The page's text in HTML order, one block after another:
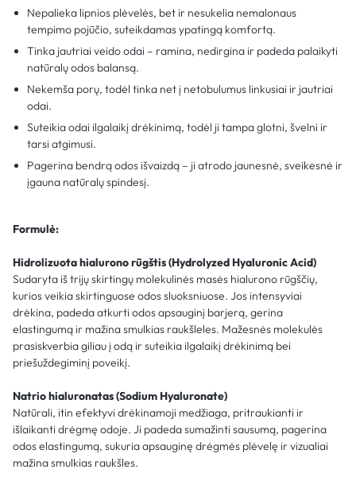
Nepalieka lipnios plėvelės, bet ir nesukelia nemalonaus
tempimo pojūčio, suteikdamas ypatingą komfortą.
Tinka jautriai veido odai – ramina, nedirgina ir padeda palaikyti
natūralų odos balansą.
Nekemša porų, todėl tinka net į netobulumus linkusiai ir jautriai
odai.
Suteikia odai ilgalaikį drėkinimą, todėl ji tampa glotni, švelni ir
tarsi atgimusi.
Pagerina bendrą odos išvaizdą – ji atrodo jaunesnė, sveikesnė ir
įgauna natūralų spindesį.
Formulė:
Hidrolizuota hialurono rūgštis (Hydrolyzed Hyaluronic Acid)
Sudaryta iš trijų skirtingų molekulinės masės hialurono rūgščių,
kurios veikia skirtinguose odos sluoksniuose. Jos intensyviai
drėkina, padeda atkurti odos apsauginį barjerą, gerina
elastingumą ir mažina smulkias raukšleles. Mažesnės molekulės
prasiskverbia giliau į odą ir suteikia ilgalaikį drėkinimą bei
priešuždegiminį poveikį.
Natrio hialuronatas (Sodium Hyaluronate)
Natūrali, itin efektyvi drėkinamoji medžiaga, pritraukianti ir
išlaikanti drėgmę odoje. Ji padeda sumažinti sausumą, pagerina
odos elastingumą, sukuria apsauginę drėgmės plėvelę ir vizualiai
mažina smulkias raukšles.